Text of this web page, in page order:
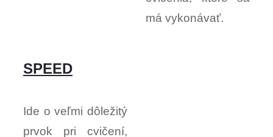
má vykonávať.
SPEED
Ide o veľmi dôležitý
prvok pri cvičení,